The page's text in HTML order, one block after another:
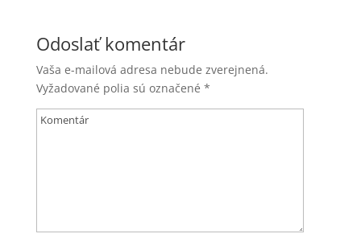
Odoslať komentár
Vaša e-mailová adresa nebude zverejnená.
Vyžadované polia sú označené *